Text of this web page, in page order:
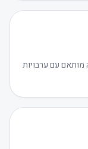
מותאם עם ערבויות